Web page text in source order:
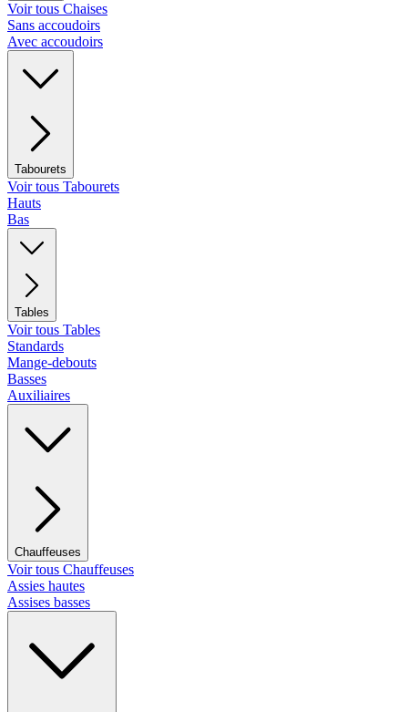
Voir tous Chaises
Sans accoudoirs
Avec accoudoirs
Tabourets
Voir tous Tabourets
Hauts
Bas
Tables
Voir tous Tables
Standards
Mange-debouts
Basses
Auxiliaires
Chauffeuses
Voir tous Chauffeuses
Assies hautes
Assises basses